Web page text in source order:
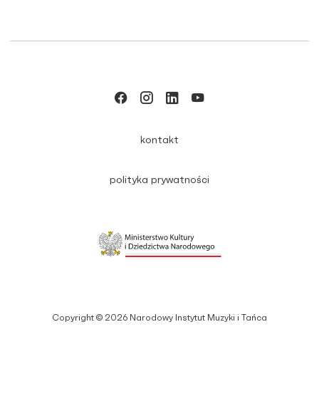
Copyright © 2026 Narodowy Instytut Muzyki i Tańca
kontakt
polityka prywatności